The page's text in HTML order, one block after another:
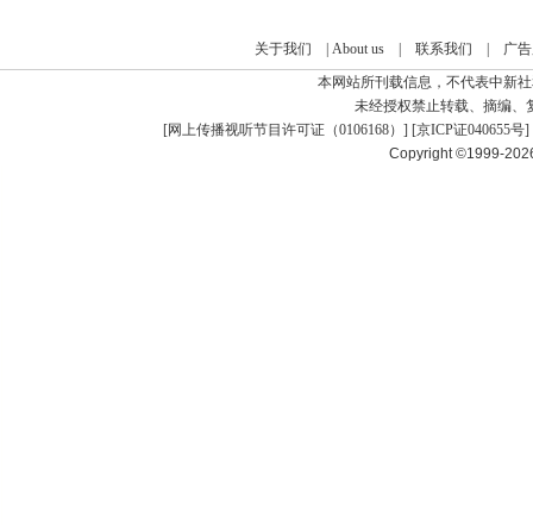
关于我们 About us| 联系我们
广
本网站所刊载信息，不代表中新
未经授权禁止转载、摘编、
[网上传播视听节目许可证（0106168） ] [京ICP证040655号]
Copyright ©1999-